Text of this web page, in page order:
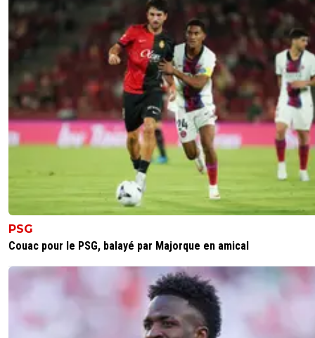
Répondre
gabilegone 18 mai 2025 à 6:31 +
C'était le 1er à vouloir le vendre, c'est juste qu'il
pas eu d'offre.
Répondre
fab-g-ronimo 18 mai 2025 à 6:41 +35
à 20/25 patates il partait, le problème est que
à 15 on ne trouvait pas preneur. Il serait parti à
dans un obscur club turc, serait déjà oublié
aujourd'hui, l'OL aurait signé un gâchis absolu.
bonne décision, c'est Textor qui l'a prise. Je
Textor quand il le mérite, tout simplement.
0 + Répondre
flaco75-reviens-l-o 18 mai 2025 à 7:39 +782
👍👍🇮🇹🇧🇷🇫🇷🇺🇦
Répondre
PSG
Couac pour le PSG, balayé par Majorque en amical